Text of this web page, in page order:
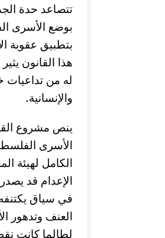
تتصاعد حدة
بوضع الأسرى
بتطبيق عقوبة
هذا القانون
له من تداعيات
والإنسانية.
ينص مشروع
الأسرى
الكامل لهيئة
الإعدام قد
في سياق
العنف وتدهور
لطالما كانت